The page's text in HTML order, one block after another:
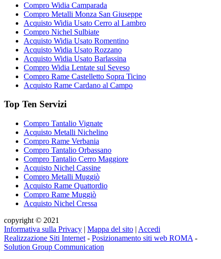
Compro Widia Camparada
Compro Metalli Monza San Giuseppe
Acquisto Widia Usato Cerro al Lambro
Compro Nichel Sulbiate
Acquisto Widia Usato Romentino
Acquisto Widia Usato Rozzano
Acquisto Widia Usato Barlassina
Compro Widia Lentate sul Seveso
Compro Rame Castelletto Sopra Ticino
Acquisto Rame Cardano al Campo
Top Ten Servizi
Compro Tantalio Vignate
Acquisto Metalli Nichelino
Compro Rame Verbania
Compro Tantalio Orbassano
Compro Tantalio Cerro Maggiore
Acquisto Nichel Cassine
Compro Metalli Muggiò
Acquisto Rame Quattordio
Compro Rame Muggiò
Acquisto Nichel Cressa
copyright © 2021
Informativa sulla Privacy | Mappa del sito | Accedi
Realizzazione Siti Internet - Posizionamento siti web ROMA -
Solution Group Communication